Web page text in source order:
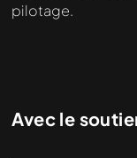
pilotage.
Avec le